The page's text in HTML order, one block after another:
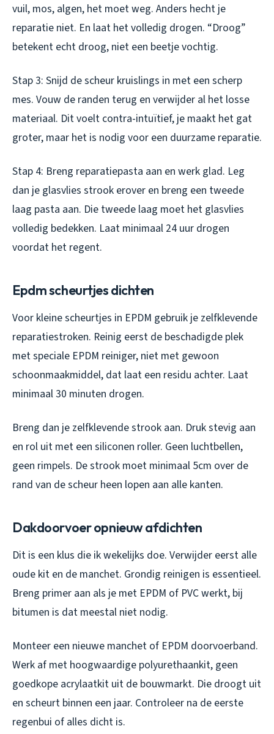
vuil, mos, algen, het moet weg. Anders hecht je
reparatie niet. En laat het volledig drogen. “Droog”
betekent echt droog, niet een beetje vochtig.
Stap 3: Snijd de scheur kruislings in met een scherp
mes. Vouw de randen terug en verwijder al het losse
materiaal. Dit voelt contra-intuïtief, je maakt het gat
groter, maar het is nodig voor een duurzame reparatie.
Stap 4: Breng reparatiepasta aan en werk glad. Leg
dan je glasvlies strook erover en breng een tweede
laag pasta aan. Die tweede laag moet het glasvlies
volledig bedekken. Laat minimaal 24 uur drogen
voordat het regent.
Epdm scheurtjes dichten
Voor kleine scheurtjes in EPDM gebruik je zelfklevende
reparatiestroken. Reinig eerst de beschadigde plek
met speciale EPDM reiniger, niet met gewoon
schoonmaakmiddel, dat laat een residu achter. Laat
minimaal 30 minuten drogen.
Breng dan je zelfklevende strook aan. Druk stevig aan
en rol uit met een siliconen roller. Geen luchtbellen,
geen rimpels. De strook moet minimaal 5cm over de
rand van de scheur heen lopen aan alle kanten.
Dakdoorvoer opnieuw afdichten
Dit is een klus die ik wekelijks doe. Verwijder eerst alle
oude kit en de manchet. Grondig reinigen is essentieel.
Breng primer aan als je met EPDM of PVC werkt, bij
bitumen is dat meestal niet nodig.
Monteer een nieuwe manchet of EPDM doorvoerband.
Werk af met hoogwaardige polyurethaankit, geen
goedkope acrylaatkit uit de bouwmarkt. Die droogt uit
en scheurt binnen een jaar. Controleer na de eerste
regenbui of alles dicht is.